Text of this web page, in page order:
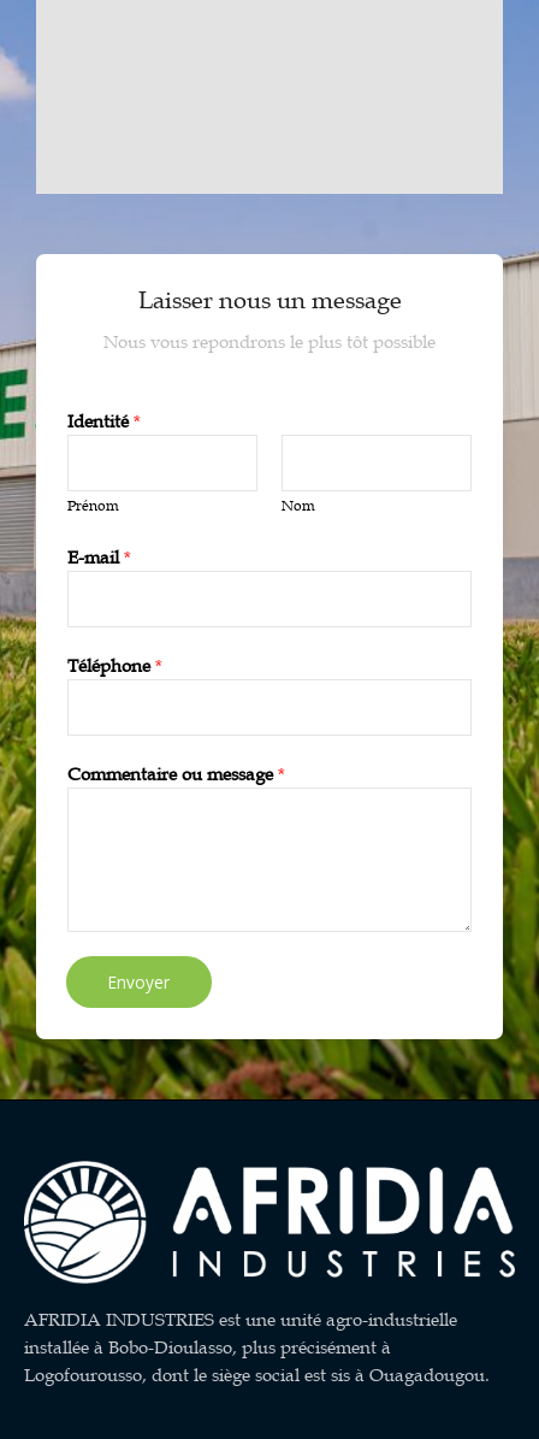
Laisser nous un message
Nous vous repondrons le plus tôt possible
Identité*
Prénom Nom
E-mail*
Téléphone*
Commentaire ou message*
Envoyer
AFRIDIA INDUSTRIES est une unité agro-industrielle
installée à Bobo-Dioulasso, plus précisément à
Logofourousso, dont le siège social est sis à Ouagadougou.